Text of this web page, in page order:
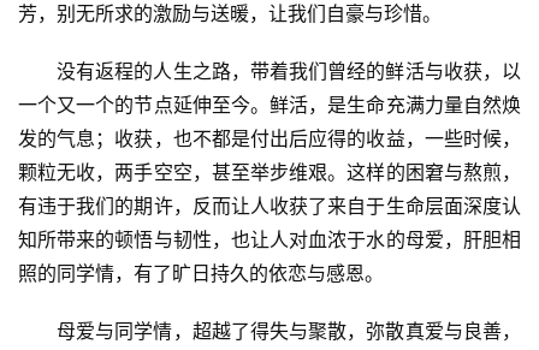
芳，别无所求的激励与送暖，让我们自豪与珍惜。
没有返程的人生之路，带着我们曾经的鲜活与收获，以
一个又一个的节点延伸至今。鲜活，是生命充满力量自然焕
发的气息；收获，也不都是付出后应得的收益，一些时候，
颗粒无收，两手空空，甚至举步维艰。这样的困窘与熬煎，
有违于我们的期许，反而让人收获了来自于生命层面深度认
知所带来的顿悟与韧性，也让人对血浓于水的母爱，肝胆相
照的同学情，有了旷日持久的依恋与感恩。
母爱与同学情，超越了得失与聚散，弥散真爱与良善，